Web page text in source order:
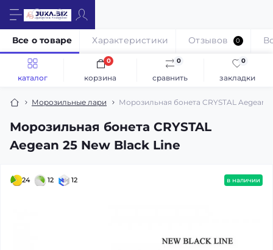
каталог сравнить
0
закладки
0
корзина
0
Морозильные лари Морозильная бонета CRYSTAL Aegean
Морозильная бонета CRYSTAL
Aegean 25 New Black Line
Все о товаре Характеристики Отзывов 0
24 12 12 в наличии